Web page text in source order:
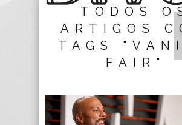
TODOS
ARTIGOS
TAGS
FAIR"